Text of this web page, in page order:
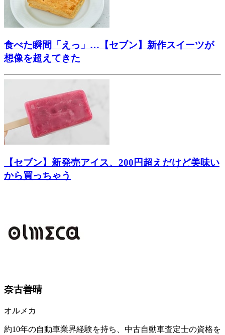
食べた瞬間「えっ」…【セブン】新作スイーツが
想像を超えてきた
【セブン】新発売アイス、200円超えだけど美味い
から買っちゃう
奈古善晴
オルメカ
約10年の自動車業界経験を持ち、中古自動車査定士の資格を